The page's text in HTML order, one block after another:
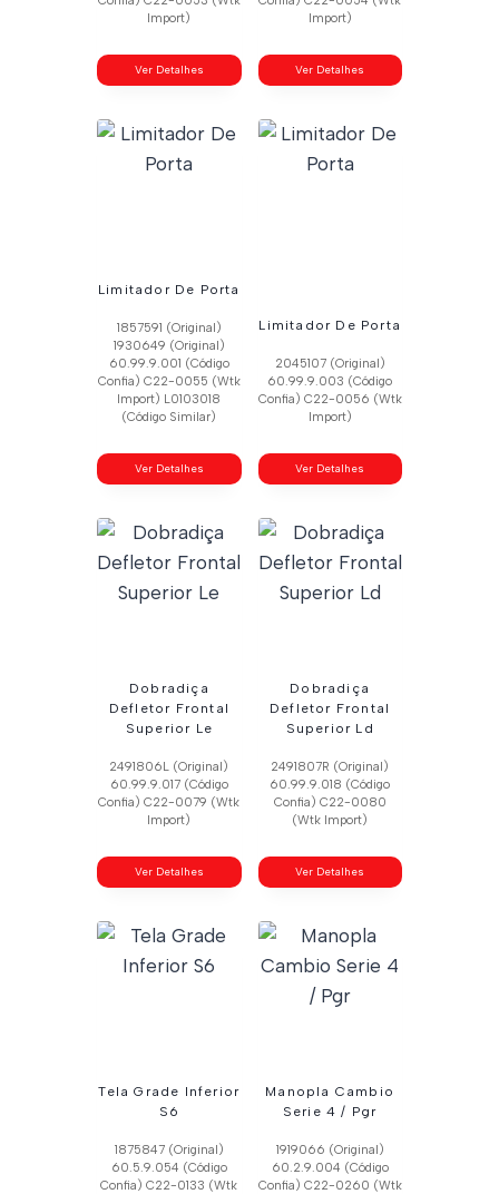
Import)
Ver Detalhes
Import)
Ver Detalhes
Limitador De Porta
1857591 (Original)
1930649 (Original)
60.99.9.001 (Código
Confia) C22-0055 (Wtk
Import) L0103018
(Código Similar)
Ver Detalhes
Limitador De Porta
2045107 (Original)
60.99.9.003 (Código
Confia) C22-0056 (Wtk
Import)
Ver Detalhes
Dobradiça
Defletor Frontal
Superior Le
2491806L (Original)
60.99.9.017 (Código
Confia) C22-0079 (Wtk
Import)
Ver Detalhes
Dobradiça
Defletor Frontal
Superior Ld
2491807R (Original)
60.99.9.018 (Código
Confia) C22-0080
(Wtk Import)
Ver Detalhes
Tela Grade Inferior
S6
1875847 (Original)
60.5.9.054 (Código
Confia) C22-0133 (Wtk
Manopla Cambio
Serie 4 / Pgr
1919066 (Original)
60.2.9.004 (Código
Confia) C22-0260 (Wtk